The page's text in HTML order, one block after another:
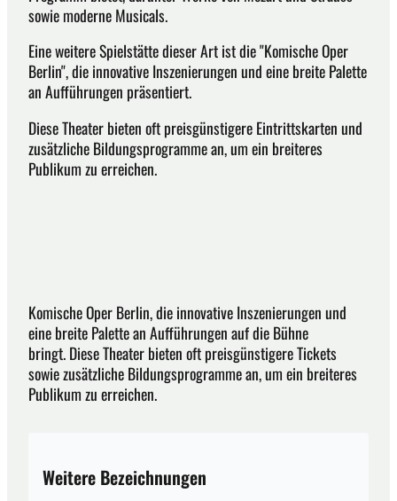
sowie moderne Musicals.
Eine weitere Spielstätte dieser Art ist die "Komische Oper
Berlin", die innovative Inszenierungen und eine breite Palette
an Aufführungen präsentiert.
Diese Theater bieten oft preisgünstigere Eintrittskarten und
zusätzliche Bildungsprogramme an, um ein breiteres
Publikum zu erreichen.
Komische Oper Berlin, die innovative Inszenierungen und
eine breite Palette an Aufführungen auf die Bühne
bringt. Diese Theater bieten oft preisgünstigere Tickets
sowie zusätzliche Bildungsprogramme an, um ein breiteres
Publikum zu erreichen.
Weitere Bezeichnungen